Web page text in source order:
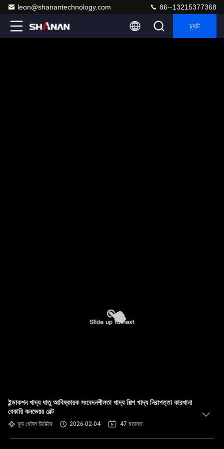
leon@shanantechnology.com 86--13215377368
চ্যাট
ইন্ডাকশন খাদ্য ধাতু আবিষ্কারক সংবেদনশীলতা খাদ্য শিল্প খাদ্য নিরাপত্তা কারখানা
বেকারি কনভেয়র বেল্ট
ফুড মেটাল ডিটেক্টর 2026-02-04 47 মতামত